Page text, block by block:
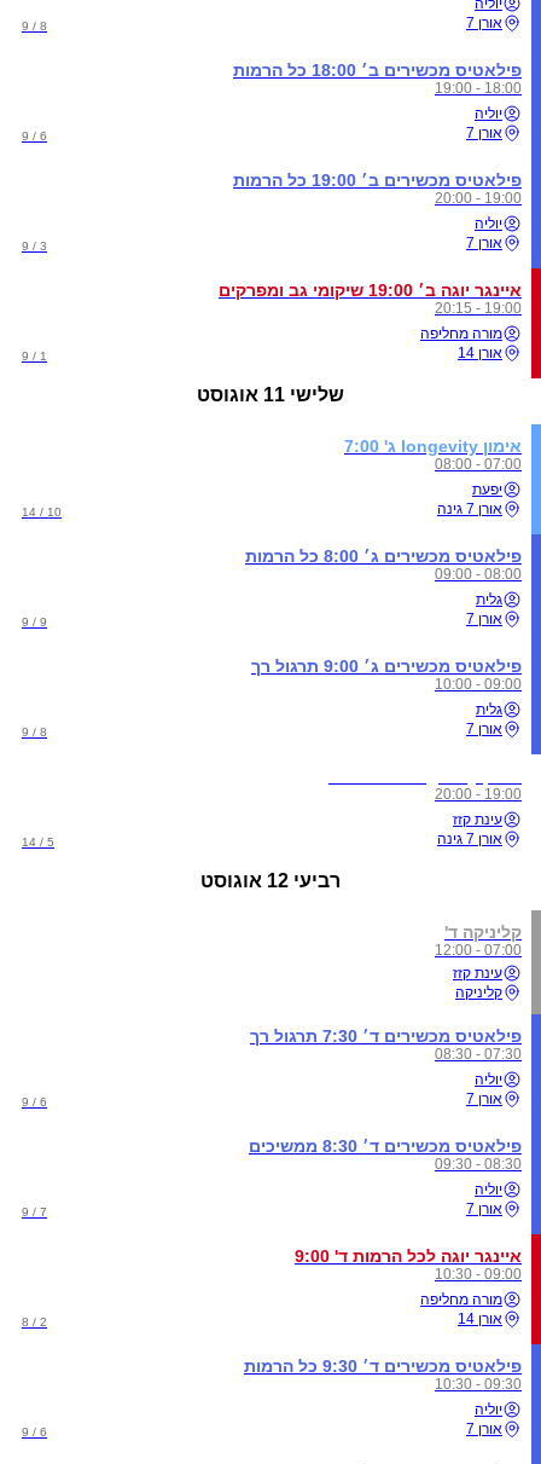
יוליה
אורן 7
8 / 9
פילאטיס מכשירים ב׳ 18:00 כל הרמות
18:00 - 19:00
יוליה
אורן 7
6 / 9
פילאטיס מכשירים ב׳ 19:00 כל הרמות
19:00 - 20:00
יוליה
אורן 7
3 / 9
איינגר יוגה ב׳ 19:00 שיקומי גב ומפרקים
19:00 - 20:15
מורה מחליפה
אורן 14
1 / 9
שלישי 11 אוגוסט
אימון longevity ג' 7:00
07:00 - 08:00
יפעת
אורן 7 גינה
10 / 14
פילאטיס מכשירים ג׳ 8:00 כל הרמות
08:00 - 09:00
גלית
אורן 7
9 / 9
פילאטיס מכשירים ג׳ 9:00 תרגול רך
09:00 - 10:00
גלית
אורן 7
8 / 9
19:00 - 20:00
עינת קזז
אורן 7 גינה
5 / 14
רביעי 12 אוגוסט
קליניקה ד'
07:00 - 12:00
עינת קזז
קליניקה
פילאטיס מכשירים ד׳ 7:30 תרגול רך
07:30 - 08:30
יוליה
אורן 7
6 / 9
פילאטיס מכשירים ד׳ 8:30 ממשיכים
08:30 - 09:30
יוליה
אורן 7
7 / 9
איינגר יוגה לכל הרמות ד' 9:00
09:00 - 10:30
מורה מחליפה
אורן 14
2 / 8
פילאטיס מכשירים ד׳ 9:30 כל הרמות
09:30 - 10:30
יוליה
אורן 7
6 / 9